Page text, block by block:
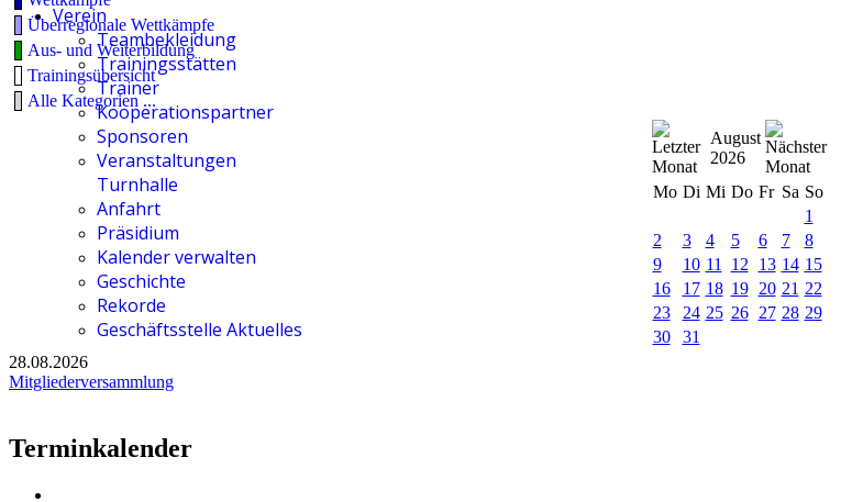
Verein
Teambekleidung
Trainingsstätten
Trainer
Kooperationspartner
Sponsoren
Veranstaltungen
Turnhalle
Anfahrt
Präsidium
Kalender verwalten
Geschichte
Rekorde
Geschäftsstelle Aktuelles
Überregionale Wettkämpfe
Aus- und Weiterbildung
Trainingsübersicht
Alle Kategorien ...
August
2026
Mo Di Mi Do Fr Sa So
1
2
3 4 5 6 7
8
9
10 11 12 13 14 15
16
17 18 19 20 21 22
23
24 25 26 27 28 29
30
31
28.08.2026
Mitgliederversammlung
Terminkalender